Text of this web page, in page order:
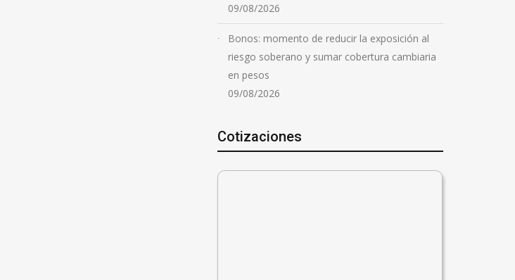
09/08/2026
Bonos: momento de reducir la exposición al
riesgo soberano y sumar cobertura cambiaria
en pesos
09/08/2026
Cotizaciones